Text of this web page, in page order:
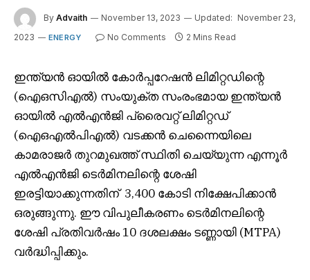
By Advaith November 13, 2023 Updated: November 23,
2023
ENERGY No Comments 2 Mins Read
ഇന്ത്യൻ ഓയിൽ കോർപ്പറേഷൻ ലിമിറ്റഡിന്റെ
(ഐ‌ഒ‌സി‌എൽ) സംയുക്ത സംരംഭമായ ഇന്ത്യൻ
ഓയിൽ എൽ‌എൻ‌ജി പ്രൈവറ്റ് ലിമിറ്റഡ്
(ഐ‌ഒ‌എൽ‌പി‌എൽ) വടക്കൻ ചെന്നൈയിലെ
കാമരാജർ തുറമുഖത്ത് സ്ഥിതി ചെയ്യുന്ന എന്നൂർ
എൽ‌എൻ‌ജി ടെർമിനലിന്റെ ശേഷി
ഇരട്ടിയാക്കുന്നതിന് ₹ 3,400 കോടി നിക്ഷേപിക്കാൻ
ഒരുങ്ങുന്നു. ഈ വിപുലീകരണം ടെർമിനലിന്റെ
ശേഷി പ്രതിവർഷം 10 ദശലക്ഷം ടണ്ണായി (MTPA)
വർദ്ധിപ്പിക്കും.